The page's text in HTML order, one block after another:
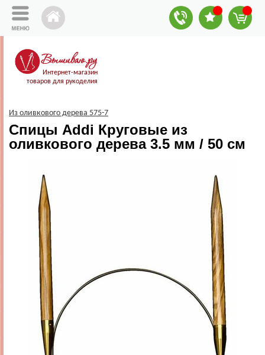
Интернет-магазин
товаров для рукоделия
Из оливкового дерева 575-7
Спицы Addi Круговые из
оливкового дерева 3.5 мм / 50 см